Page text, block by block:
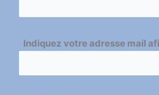
Indiquez votre adresse mail